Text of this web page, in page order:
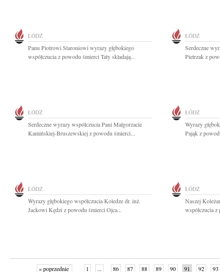
ŁÓDŹ
Panu Piotrowi Staroniowi wyrazy głębokiego
współczucia z powodu śmierci Taty składają...
ŁÓDŹ
Serdeczne
Pietrzak z
ŁÓDŹ
Serdeczne wyrazy współczucia Pani Małgorzacie
Kamińskiej-Bruszewskiej z powodu śmierci...
ŁÓDŹ
Wyrazy
Pająk z
ŁÓDŹ
Wyrazy głębokiego współczucia Koledze dr. inż.
Jackowi Kędzi z powodu śmierci Ojca...
ŁÓDŹ
Naszej
współczucia
« poprzednie 1 ... 86 87 88 89 90 91 92 93